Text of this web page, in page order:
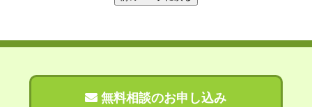
無料相談のお申し込み